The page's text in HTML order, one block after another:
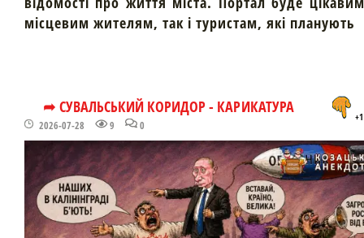
місцевим жителям, так і туристам, які планують
➦ СУВАЛЬСЬКИЙ КОРИДОР - КАРИКАТУРА
2026-07-28 9 0
+1